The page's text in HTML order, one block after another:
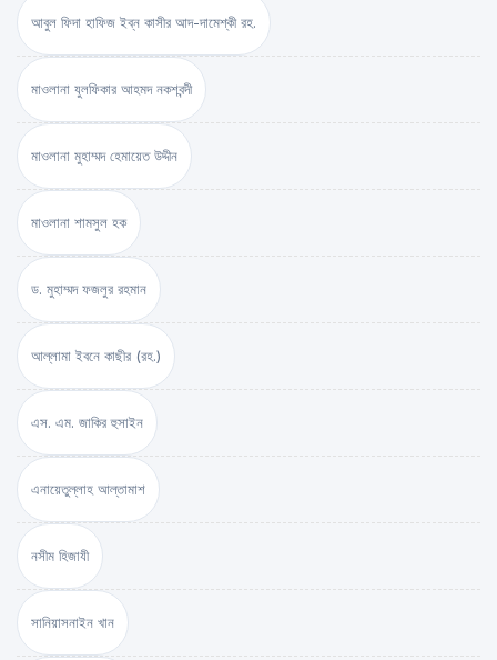
আবুল ফিদা হাফিজ ইব্‌ন কাসীর আদ-দামেশ্‌কী রহ.
মাওলানা যুলফিকার আহমদ নকশবন্দী
মাওলানা মুহাম্মদ হেমায়েত উদ্দীন
মাওলানা শামসুল হক
ড. মুহাম্মদ ফজলুর রহমান
আল্লামা ইবনে কাছীর (রহ.)
এস. এম. জাকির হুসাইন
এনায়েতুল্লাহ আল্‌তামাশ
নসীম হিজাযী
সানিয়াসনাইন খান